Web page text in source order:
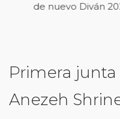
Anezeh
Primera
Anezeh